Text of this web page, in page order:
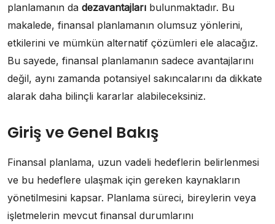
planlamanın da dezavantajları bulunmaktadır. Bu
makalede, finansal planlamanın olumsuz yönlerini,
etkilerini ve mümkün alternatif çözümleri ele alacağız.
Bu sayede, finansal planlamanın sadece avantajlarını
değil, aynı zamanda potansiyel sakıncalarını da dikkate
alarak daha bilinçli kararlar alabileceksiniz.
Giriş ve Genel Bakış
Finansal planlama, uzun vadeli hedeflerin belirlenmesi
ve bu hedeflere ulaşmak için gereken kaynakların
yönetilmesini kapsar. Planlama süreci, bireylerin veya
işletmelerin mevcut finansal durumlarını